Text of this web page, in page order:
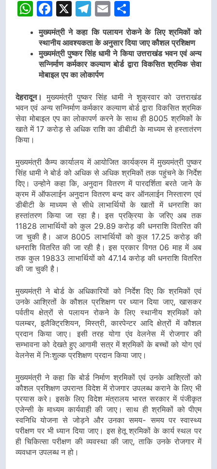
WhatsApp
Facebook
X Telegram
Email
मुख्यमंत्री ने कहा कि पलायन रोकने के लिए श्रमिकों को
स्थानीय आवश्यकता के अनुसार दिया जाए कौशल प्रशिक्षण
मुख्यमंत्री पुष्कर सिंह धामी ने किया उत्तराखंड भवन एवं अन्य
सन्निर्माण कर्मकार कल्याण बोर्ड द्वारा विकसित श्रमिक सेवा
मोबाइल एप का लोकार्पण
देहरादून। मुख्यमंत्री पुष्कर सिंह धामी ने शुक्रवार को उत्तराखंड
भवन एवं अन्य सन्निर्माण कर्मकार कल्याण बोर्ड द्वारा विकसित श्रमिक
सेवा मोबाइल एप का लोकापर्ण करने के साथ ही 8005 श्रमिकों के
खाते में 17 करोड़ से अधिक राशि का डीबीटी के माध्यम से हस्तातंरण
किया।
मुख्यमंत्री कैम्प कार्यालय में आयोजित कार्यक्रम में मुख्यमंत्री पुष्कर
सिंह धामी ने बोर्ड को अधिक से अधिक श्रमिकों तक पहुंचने के निर्देश
दिए। उन्होने कहा कि, अनुदान वितरण में पारदर्शिता बरते जाने के
क्रम में ऑफलाईन अनुदान वितरण बन्द कर ऑनलाईन निस्तारण एवं
डीबीटी के माध्यम से सीधे लाभार्थियों के खातों में धनराशि का
हस्तांतरण किया जा रहा है। इस प्रक्रिया के जरिए अब तक
11828 लाभार्थियों को कुल 29.89 करोड़ की धनराशि वितरित की
जा चुकी है। आज 8005 लाभार्थियों को कुल 17.25 करोड़ की
धनराशि वितरित की जा रही है। इस प्रकार विगत 06 माह में अब
तक कुल 19833 लाभार्थियों को 47.14 करोड़ की धनराशि वितरित
की जा चुकी है।
मुख्यमंत्री ने बोर्ड के अधिकारियों को निर्देश दिए कि श्रमिकों एवं
उनके आश्रितों के कौशल प्रशिक्षण पर ध्यान दिया जाए, खासकर
पर्वतीय क्षेत्रों से पलायन रोकने के लिए स्थानीय श्रमिकों को
पलम्बर, इलैक्ट्रिशियन, मिस्त्री, कारपेन्टर आदि क्षेत्रों में कौशल
प्रदान किया जाए। इसी तरह योगा एंव वेलनेस में रोजगार की
सम्भावना को देखते हुए आगामी सत्र में श्रमिकों के बच्चों को योग एवं
वेलनेस में निःशुल्क प्रशिक्षण प्रदान किया जाए।
मुख्यमंत्री ने कहा कि बोर्ड निर्माण श्रमिकों एवं उनके आश्रितों को
कौशल प्रशिक्षण उपरान्त विदेश में रोजगार उपलब्ध कराने के लिए भी
प्रयास करे। इसके लिए विदेश मंत्रालय भारत सरकार में पंजीकृत
एजेन्सी के माध्यम कार्यवाही की जाए। साथ ही श्रमिकों को पीएम
स्वनिधि योजना से जोड़ने और उनका समय- समय पर स्वास्थ्य
परीक्षण पर भी ध्यान दिया जाए। इस हेतू श्रमिकों के कार्य स्थल पर
ही चिकित्सा परीक्षण की व्यवस्था की जाए, ताकि उनके रोजगार में
व्यवधान उपलब्ध न हो।